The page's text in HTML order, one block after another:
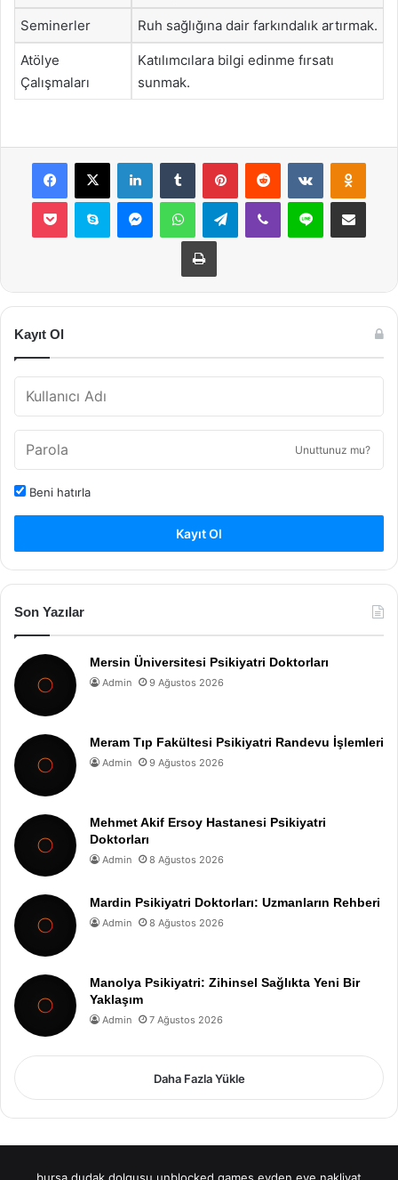
Seminerler Ruh sağlığına dair farkındalık artırmak.
Atölye
Çalışmaları
Katılımcılara bilgi edinme fırsatı
sunmak.
Facebook
X LinkedInTumblr PinterestReddit VKontakte
Pocket Skype MessengerWhatsAppTelegramViber Line E-Posta ile
Yazdır
Kayıt Ol
Unuttunuz mu?
Beni hatırla
Kayıt Ol
Son Yazılar
Mersin Üniversitesi Psikiyatri Doktorları
Admin 9 Ağustos 2026
Meram Tıp Fakültesi Psikiyatri Randevu İşlemleri
Admin 9 Ağustos 2026
Mehmet Akif Ersoy Hastanesi Psikiyatri
Doktorları
Admin 8 Ağustos 2026
Mardin Psikiyatri Doktorları: Uzmanların Rehberi
Admin 8 Ağustos 2026
Manolya Psikiyatri: Zihinsel Sağlıkta Yeni Bir
Yaklaşım
Admin 7 Ağustos 2026
Daha Fazla Yükle
bursa dudak dolgusu unblocked games evden eve nakliyat